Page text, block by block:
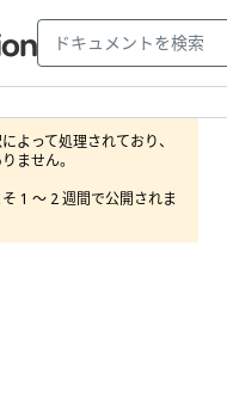
よって処理されており、
ません。
1 ～ 2 週間で公開されま